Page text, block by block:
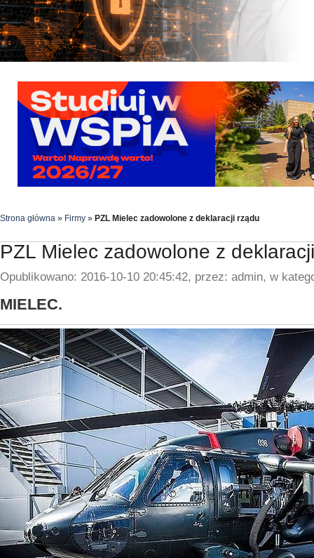
Strona główna » Firmy » PZL Mielec zadowolone z deklaracji rządu
PZL Mielec zadowolone z
Opublikowano: 2016-10-10 20:45:42, przez: admin, w
MIELEC.